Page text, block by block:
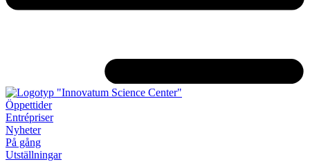
Öppettider
Entrépriser
Nyheter
På gång
Utställningar